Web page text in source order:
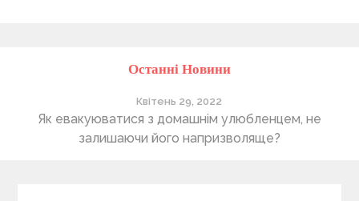
Останні Новини
Квітень 29, 2022
Як евакуюватися з домашнім улюбленцем, не
залишаючи його напризволяще?